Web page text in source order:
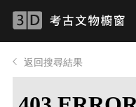
返回搜尋結果